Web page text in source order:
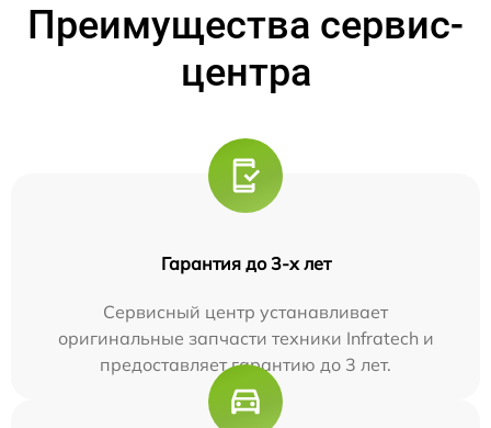
Преимущества сервис-
центра
Гарантия до 3-х лет
Сервисный центр устанавливает
оригинальные запчасти техники Infratech и
предоставляет гарантию до 3 лет.